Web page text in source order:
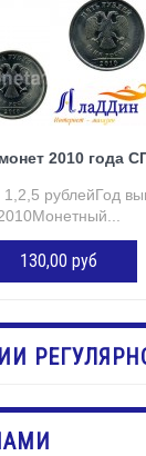
2010 года
рублейГод
130,00 руб